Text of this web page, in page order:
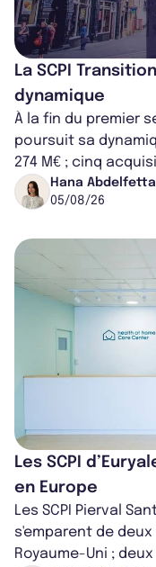
La SCPI
dynamique
À la fin du premier
poursuit sa
274 M€ ; cinq
capitalisation portée
Hana
05/08/26
Les SCPI
en Europe
Les SCPI Pierval
s'emparent de
Royaume-Uni ;